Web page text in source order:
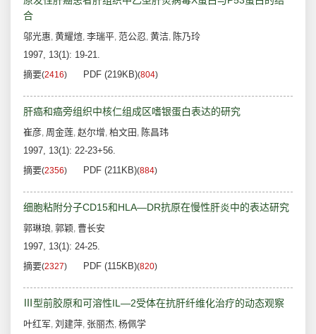
合
邬光惠, 黄耀煊, 李瑞平, 范公忍, 黄洁, 陈乃玲
1997, 13(1): 19-21.
摘要(2416) PDF (219KB)(804)
肝癌和癌旁组织中核仁组成区嗜银蛋白表达的研究
崔彦, 周金莲, 赵尔增, 柏文田 , 陈昌玮
1997, 13(1): 22-23+56.
摘要(2356) PDF (211KB)(884)
细胞粘附分子CD15和HLA—DR抗原在慢性肝炎中的表达研究
郭琳琅, 郭颖, 曹长安
1997, 13(1): 24-25.
摘要(2327) PDF (115KB)(820)
Ⅲ型前胶原和可溶性IL—2受体在抗肝纤维化治疗的动态观察
叶红军, 刘建萍, 张丽杰, 杨佩学